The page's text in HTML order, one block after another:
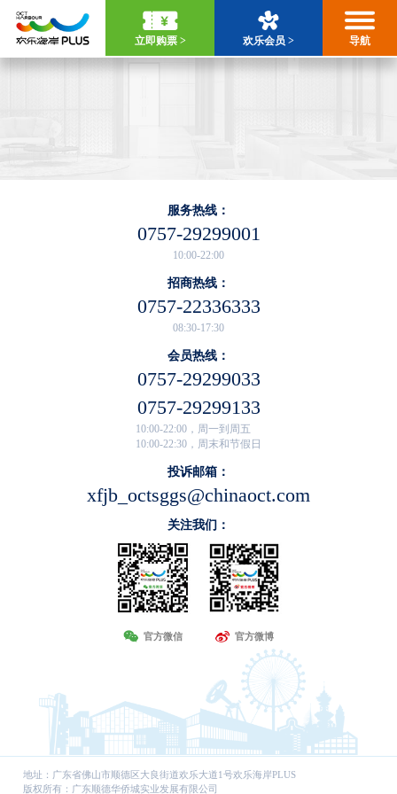
立即购票 > 欢乐会员 > 导航
服务热线：
0757-29299001
10:00-22:00
招商热线：
0757-22336333
08:30-17:30
会员热线：
0757-29299033
0757-29299133
10:00-22:00，周一到周五
10:00-22:30，周末和节假日
投诉邮箱：
xfjb_octsggs@chinaoct.com
关注我们：
官方微信 官方微博
地址：广东省佛山市顺德区大良街道欢乐大道1号欢乐海岸PLUS
版权所有：广东顺德华侨城实业发展有限公司